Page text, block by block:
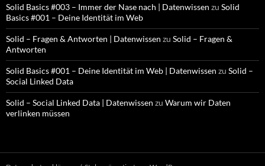
Solid Basics #003 – Immer der Nase nach | Datenwissen zu Solid
Basics #001 – Deine Identität im Web
Solid – Fragen & Antworten | Datenwissen zu Solid – Fragen &
Antworten
Solid Basics #001 – Deine Identität im Web | Datenwissen zu Solid –
Social Linked Data
Solid – Social Linked Data | Datenwissen zu Warum wir Daten
verlinken müssen